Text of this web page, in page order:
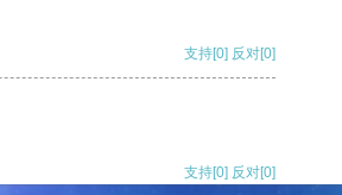
支持[0] 反对[0]
支持[0] 反对[0]